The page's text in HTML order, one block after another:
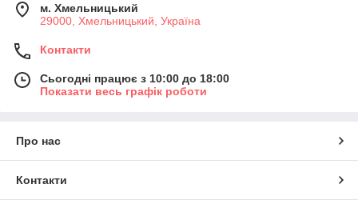
м. Хмельницький
29000, Хмельницький, Україна
Контакти
Сьогодні працює з 10:00 до 18:00
Показати весь графік роботи
Про нас
Контакти